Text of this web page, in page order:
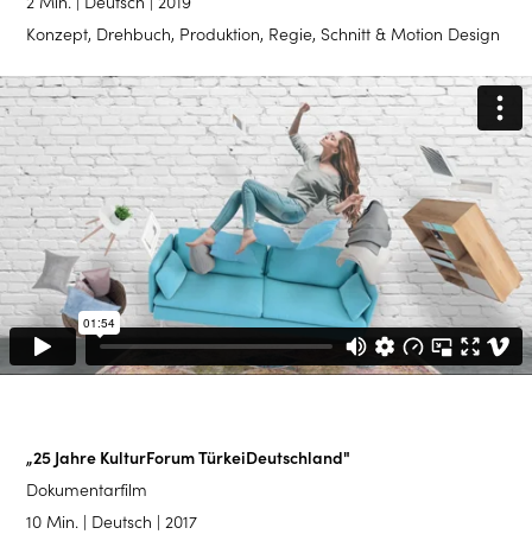
Konzept, Drehbuch, Produktion, Regie, Schnitt & Motion Design
„25 Jahre KulturForum TürkeiDeutschland"
Dokumentarfilm
10 Min. | Deutsch | 2017